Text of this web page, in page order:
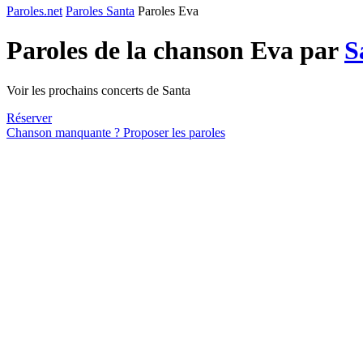
Paroles.net Paroles Santa Paroles Eva
Paroles de la chanson Eva par
Voir les prochains concerts de Santa
Réserver
Chanson manquante ? Proposer les paroles